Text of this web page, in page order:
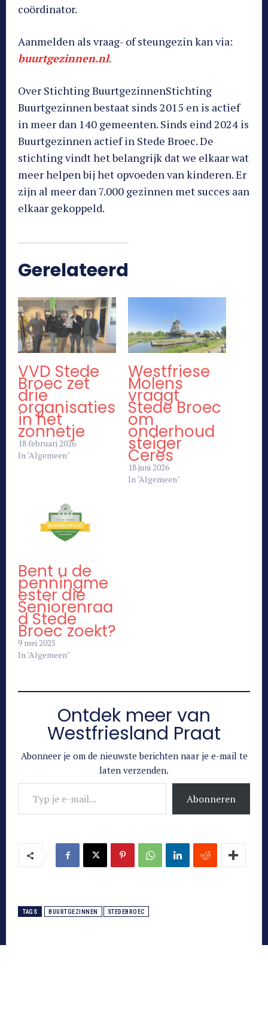
coördinator.
Aanmelden als vraag- of steungezin kan via:
buurtgezinnen.nl.
Over Stichting BuurtgezinnenStichting
Buurtgezinnen bestaat sinds 2015 en is actief
in meer dan 140 gemeenten. Sinds eind 2024 is
Buurtgezinnen actief in Stede Broec. De
stichting vindt het belangrijk dat we elkaar wat
meer helpen bij het opvoeden van kinderen. Er
zijn al meer dan 7.000 gezinnen met succes aan
elkaar gekoppeld.
Gerelateerd
VVD Stede
Broec zet
drie
organisaties
in het
zonnetje
18 februari 2026
In "Algemeen"
Westfriese
Molens
vraagt
Stede Broec
om
onderhoud
steiger
Ceres
18 juni 2026
In "Algemeen"
Bent u de
penningme
ester die
Seniorenraa
d Stede
Broec zoekt?
9 mei 2025
In "Algemeen"
Ontdek meer van
Westfriesland Praat
Abonneer je om de nieuwste berichten naar je e-mail te
laten verzenden.
Typ je e-mail...
Abonneren
TAGS BUURTGEZINNEN STEDEBROEC